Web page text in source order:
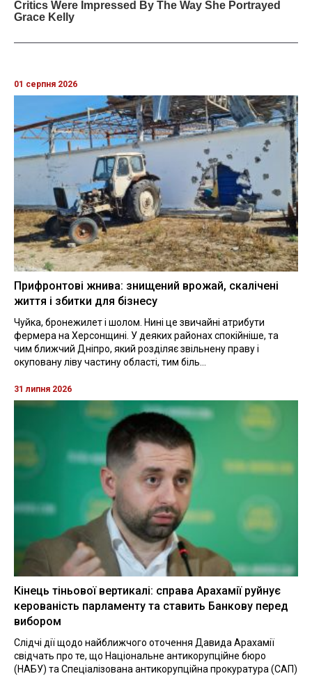
01 серпня 2026
Прифронтові жнива: знищений врожай, скалічені
життя і збитки для бізнесу
Чуйка, бронежилет і шолом. Нині це звичайні атрибути
фермера на Херсонщині. У деяких районах спокійніше, та
чим ближчий Дніпро, який розділяє звільнену праву і
окуповану ліву частину області, тим біль...
31 липня 2026
Кінець тіньової вертикалі: справа Арахамії руйнує
керованість парламенту та ставить Банкову перед
вибором
Слідчі дії щодо найближчого оточення Давида Арахамії
свідчать про те, що Національне антикорупційне бюро
(НАБУ) та Спеціалізована антикорупційна прокуратура (САП)